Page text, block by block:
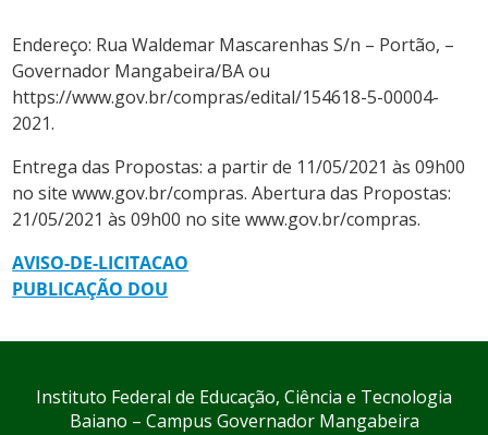
Endereço: Rua Waldemar Mascarenhas S/n – Portão, –
Governador Mangabeira/BA ou
https://www.gov.br/compras/edital/154618-5-00004-
2021.
Entrega das Propostas: a partir de 11/05/2021 às 09h00
no site www.gov.br/compras. Abertura das Propostas:
21/05/2021 às 09h00 no site www.gov.br/compras.
AVISO-DE-LICITACAO
PUBLICAÇÃO DOU
Instituto Federal de Educação, Ciência e Tecnologia
Baiano – Campus Governador Mangabeira